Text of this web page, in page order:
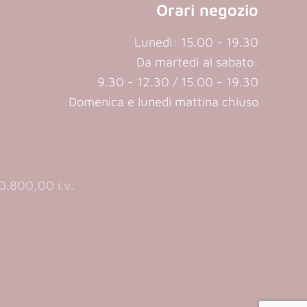
Orari negozio
Lunedì: 15.00 - 19.30
Da martedì al sabato:
9.30 - 12.30 / 15.00 - 19.30
Domenica e lunedi mattina chiuso
i.v.